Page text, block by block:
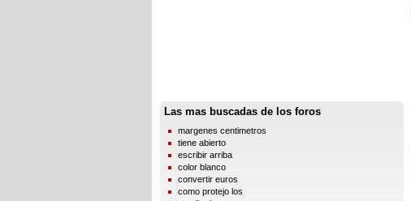
Las mas buscadas de los foros
margenes centimetros
tiene abierto
escribir arriba
color blanco
convertir euros
como protejo los